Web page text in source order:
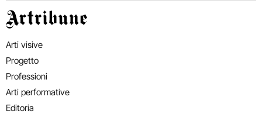
Artribune
Arti visive
Progetto
Professioni
Arti performative
Editoria